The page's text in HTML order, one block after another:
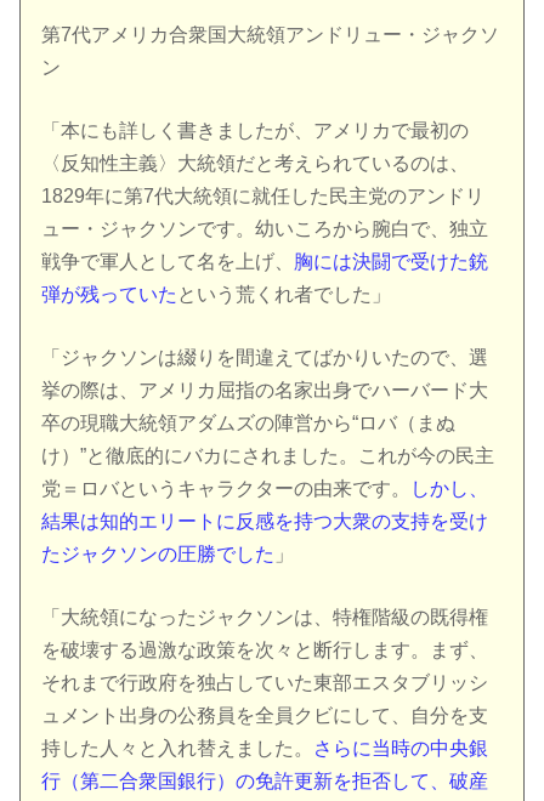
第7代アメリカ合衆国大統領アンドリュー・ジャクソ
ン
「本にも詳しく書きましたが、アメリカで最初の
〈反知性主義〉大統領だと考えられているのは、
1829年に第7代大統領に就任した民主党のアンドリ
ュー・ジャクソンです。幼いころから腕白で、独立
戦争で軍人として名を上げ、
胸には決闘で受けた銃
弾が残っていた という荒くれ者でした」
「ジャクソンは綴りを間違えてばかりいたので、選
挙の際は、アメリカ屈指の名家出身でハーバード大
卒の現職大統領アダムズの陣営から“ロバ（まぬ
け）”と徹底的にバカにされました。これが今の民主
党＝ロバというキャラクターの由来です。
しかし、
結果は知的エリートに反感を持つ大衆の支持を受け
たジャクソンの圧勝でした 」
「大統領になったジャクソンは、特権階級の既得権
を破壊する過激な政策を次々と断行します。まず、
それまで行政府を独占していた東部エスタブリッシ
ュメント出身の公務員を全員クビにして、自分を支
持した人々と入れ替えました。
さらに当時の中央銀
行（第二合衆国銀行）の免許更新を拒否して、破産